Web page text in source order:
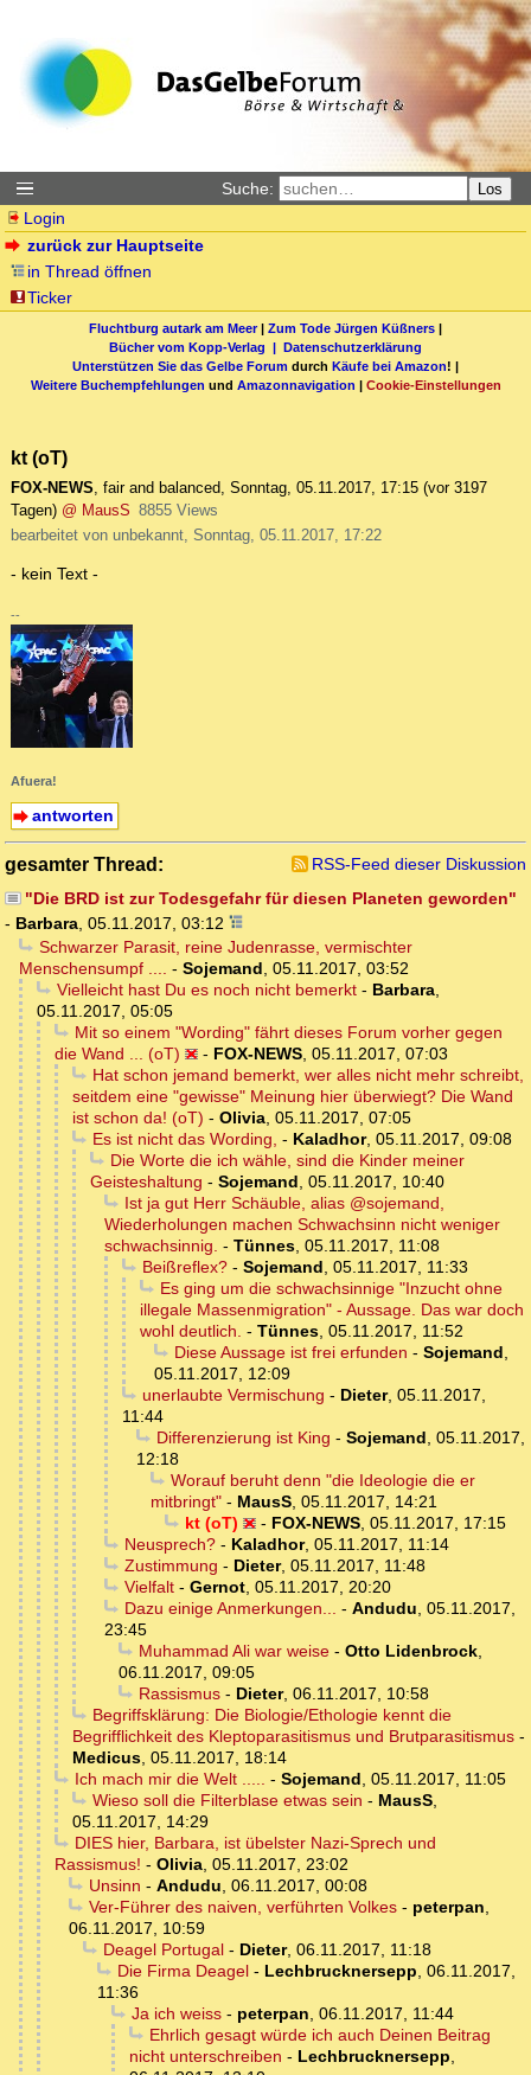
Suche: Los
Login
zurück zur Hauptseite
in Thread öffnen
Ticker
Fluchtburg autark am Meer| Zum Tode Jürgen Küßners |
Bücher vom Kopp-Verlag | Datenschutzerklärung
Unterstützen Sie das Gelbe Forum durch Käufe bei Amazon! |
Weitere Buchempfehlungen und Amazonnavigation | Cookie-Einstellungen
kt (oT)
FOX-NEWS, fair and balanced, Sonntag, 05.11.2017, 17:15 (vor 3197
Tagen) @ MausS 8855 Views
bearbeitet von unbekannt, Sonntag, 05.11.2017, 17:22
- kein Text -
--
Afuera!
antworten
gesamter Thread:
RSS-Feed dieser Diskussion
"Die BRD ist zur Todesgefahr für diesen Planeten geworden"
- Barbara 05.11.2017, 03:12
Schwarzer Parasit, reine Judenrasse, vermischter
Menschensumpf ....
- Sojemand 05.11.2017, 03:52
Vielleicht hast Du es noch nicht bemerkt- Barbara,
05.11.2017, 05:05
Mit so einem "Wording" fährt dieses Forum vorher gegen
die Wand ... (oT)
- FOX-NEWS 05.11.2017, 07:03
Hat schon jemand bemerkt, wer alles nicht mehr schreibt,
seitdem eine "gewisse" Meinung hier überwiegt? Die Wand
ist schon da! (oT) - Olivia 05.11.2017, 07:05
Es ist nicht das Wording, - Kaladhor, 05.11.2017, 09:08
Die Worte die ich wähle, sind die Kinder meiner
Geisteshaltung - Sojemand 05.11.2017, 10:40
Ist ja gut Herr Schäuble, alias @sojemand,
Wiederholungen machen Schwachsinn nicht weniger
schwachsinnig. - Tünnes 05.11.2017, 11:08
Beißreflex?- Sojemand 05.11.2017, 11:33
Es ging um die schwachsinnige "Inzucht ohne
illegale Massenmigration" - Aussage. Das war doch
wohl deutlich. - Tünnes 05.11.2017, 11:52
Diese Aussage ist frei erfunden - Sojemand
05.11.2017, 12:09
unerlaubte Vermischung - Dieter, 05.11.2017,
11:44
Differenzierung ist King - Sojemand 05.11.2017,
12:18
Worauf beruht denn "die Ideologie die er
mitbringt" - MausS 05.11.2017, 14:21
kt (oT)
- FOX-NEWS, 05.11.2017, 17:15
Neusprech?- Kaladhor, 05.11.2017, 11:14
Zustimmung - Dieter, 05.11.2017, 11:48
Vielfalt- Gernot, 05.11.2017, 20:20
Dazu einige Anmerkungen...
- Andudu 05.11.2017,
23:45
Muhammad Ali war weise- Otto Lidenbrock,
06.11.2017, 09:05
Rassismus- Dieter, 06.11.2017, 10:58
Begriffsklärung: Die Biologie/Ethologie kennt die
Begrifflichkeit des Kleptoparasitismus und Brutparasitismus -
Medicus 05.11.2017, 18:14
Ich mach mir die Welt .....
- Sojemand 05.11.2017, 11:05
Wieso soll die Filterblase etwas sein - MausS,
05.11.2017, 14:29
DIES hier, Barbara, ist übelster Nazi-Sprech und
Rassismus! - Olivia 05.11.2017, 23:02
Unsinn - Andudu 06.11.2017, 00:08
Ver-Führer des naiven, verführten Volkes- peterpan
06.11.2017, 10:59
Deagel Portugal- Dieter, 06.11.2017, 11:18
Die Firma Deagel- Lechbrucknersepp 06.11.2017,
11:36
Ja ich weiss- peterpan 06.11.2017, 11:44
Ehrlich gesagt würde ich auch Deinen Beitrag
nicht unterschreiben - Lechbrucknersepp